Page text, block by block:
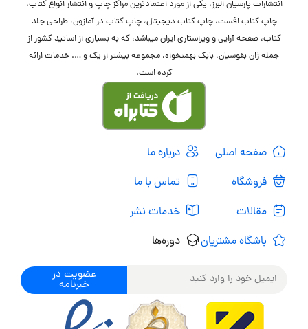
انتشارات پارسیان البرز، یکی از مورد اعتمادترین مراکز چاپ و انتشار انواع کتاب،
چاپ کتاب افست، چاپ کتاب دیجیتال، چاپ کتاب در آمازون، طراحی جلد
کتاب، صفحه آرایی و ویراستاری ایران میباشد، که به بسیاری از اساتید کشور از
جمله ژان بقوسیان، بابک بهمنخواه، مجموعه بیشتر از یک و …. خدمات ارائه
کرده است.
صفحه اصلی
فروشگاه
مقالات
باشگاه مشتریان
درباره ما
تماس با ما
خدمات نشر
دوره‌ها
عضویت در
خبرنامه